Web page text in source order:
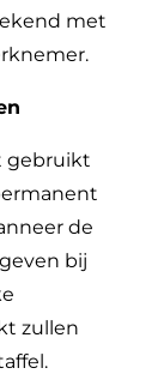
met
gebruikt
de
bij
zullen